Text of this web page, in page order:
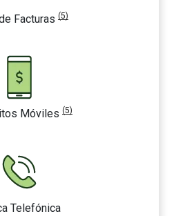
Facturas (5)
Móviles (5)
Telefónica